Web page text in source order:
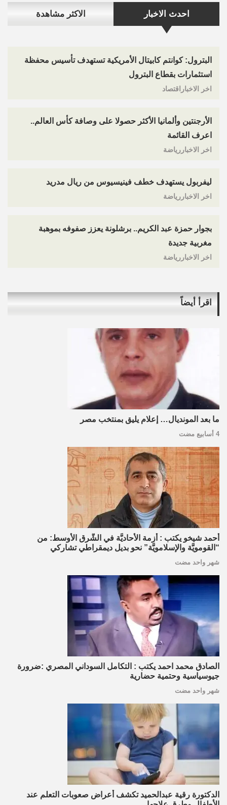
احدث الاخبار الاكثر مشاهدة
البترول: كوانتم كابيتال الأمريكية تستهدف تأسيس محفظة
استثمارات بقطاع البترول
اخر الاخباراقتصاد
الأرجنتين وألمانيا الأكثر حصولا على وصافة كأس العالم..
اعرف القائمة
اخر الاخباررياضة
ليفربول يستهدف خطف فينيسيوس من ريال مدريد
اخر الاخباررياضة
بجوار حمزة عبد الكريم.. برشلونة يعزز صفوفه بموهبة
مغربية جديدة
اخر الاخباررياضة
اقرأ أيضاً
ما بعد المونديال… إعلام يليق بمنتخب مصر
4 أسابيع مضت
أحمد شيخو يكتب : أزمة الأحاديَّة في الشَّرق الأوسط: من
“القومويَّة والإسلامويَّة” نحو بديل ديمقراطي تشاركي
شهر واحد مضت
الصادق محمد احمد يكتب : التكامل السوداني المصري :ضرورة
جيوسياسية وحتمية حضارية
شهر واحد مضت
الدكتورة رقية عبدالحميد تكشف أعراض صعوبات التعلم عند